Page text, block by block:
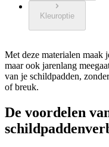
Kleuroptie
Met deze materialen maak
maar ook jarenlang
van je schildpadden,
of breuk.
De voordelen